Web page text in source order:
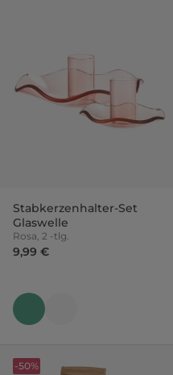
Stabkerzenhalter-Set
Glaswelle
Rosa, 2 -tlg.
9,99 €
-50%